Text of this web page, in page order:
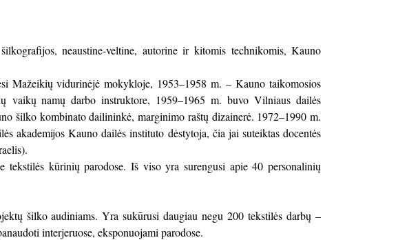
neaustine-veltine, autorine ir kitomis technikomis, Kauno
Mažeikių vidurinėjė mokykloje, 1953–1958 m. – Kauno taikomosios
vaikų namų darbo instruktore, 1959–1965 m. buvo Vilniaus dailės
šilko kombinato dailininkė, marginimo raštų dizainerė. 1972–1990 m.
akademijos Kauno dailės instituto dėstytoja, čia jai suteiktas docentės
kūrinių parodose. Iš viso yra surengusi apie 40 personalinių
šilko audiniams. Yra sukūrusi daugiau negu 200 tekstilės darbų –
interjeruose, eksponuojami parodose.